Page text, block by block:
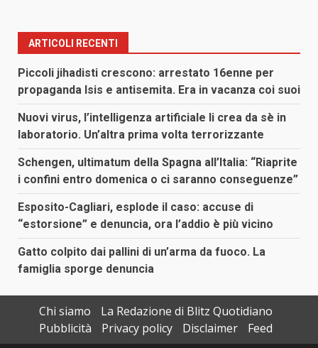
ARTICOLI RECENTI
Piccoli jihadisti crescono: arrestato 16enne per
propaganda Isis e antisemita. Era in vacanza coi suoi
Nuovi virus, l’intelligenza artificiale li crea da sè in
laboratorio. Un’altra prima volta terrorizzante
Schengen, ultimatum della Spagna all’Italia: “Riaprite
i confini entro domenica o ci saranno conseguenze”
Esposito-Cagliari, esplode il caso: accuse di
“estorsione” e denuncia, ora l’addio è più vicino
Gatto colpito dai pallini di un’arma da fuoco. La
famiglia sporge denuncia
Chi siamo
La Redazione di Blitz Quotidiano
Pubblicità
Privacy policy Disclaimer Feed